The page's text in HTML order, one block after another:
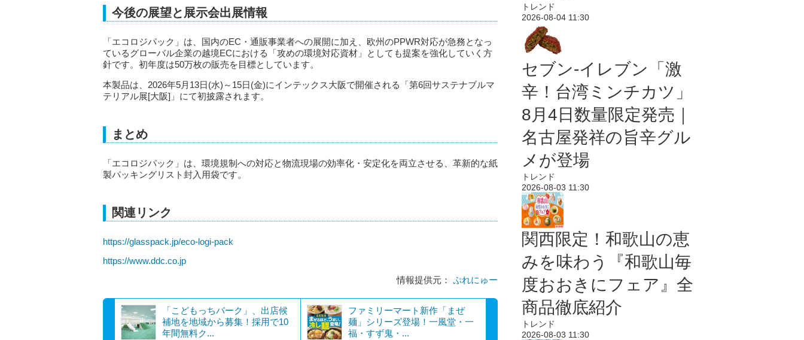
今後の展望と展示会出展情報
「エコロジパック」は、国内のEC・通販事業者への展開に加え、欧州のPPWR対応が急務となっ
ているグローバル企業の越境ECにおける「攻めの環境対応資材」としても提案を強化していく方
針です。初年度は50万枚の販売を目標としています。
本製品は、2026年5月13日(水)～15日(金)にインテックス大阪で開催される「第6回サステナブルマ
テリアル展[大阪]」にて初披露されます。
まとめ
「エコロジパック」は、環境規制への対応と物流現場の効率化・安定化を両立させる、革新的な紙
製パッキングリスト封入用袋です。
関連リンク
https://glasspack.jp/eco-logi-pack
https://www.ddc.co.jp
情報提供元： ぷれにゅー
「こどもっちパーク」、出店候
補地を地域から募集！採用で10
年間無料ク...
ファミリーマート新作「まぜ
麺」シリーズ登場！一風堂・一
福・すず鬼・...
トレンド
2026-08-04 11:30
セブン-イレブン「激
辛！台湾ミンチカツ」
8月4日数量限定発売｜
名古屋発祥の旨辛グル
メが登場
トレンド
2026-08-03 11:30
関西限定！和歌山の恵
みを味わう『和歌山毎
度おおきにフェア』全
商品徹底紹介
トレンド
2026-08-03 11:30